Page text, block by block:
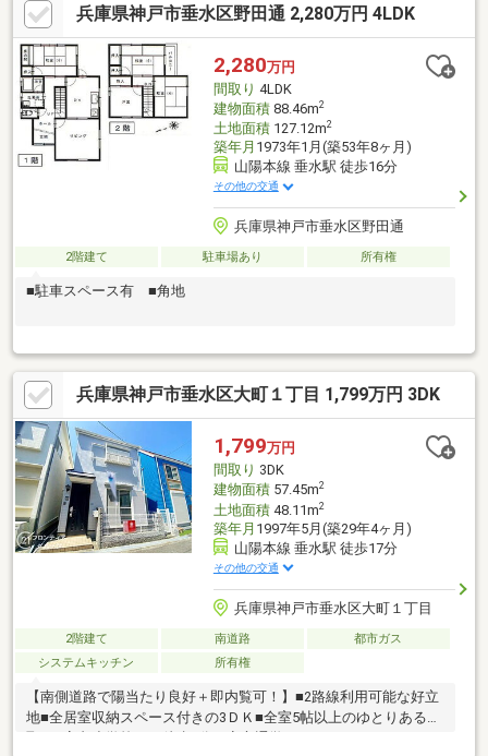
兵庫県神戸市垂水区野田通 2,280万円 4LDK
2,280万円
間取り 4LDK
建物面積88.46m2
土地面積127.12m2
築年月 1973年1月(築53年8ヶ月)
山陽本線 垂水駅 徒歩16分
その他の交通
兵庫県神戸市垂水区野田通
2階建て 駐車場あり 所有権
■駐車スペース有 ■角地
兵庫県神戸市垂水区大町１丁目 1,799万円 3DK
1,799万円
間取り 3DK
建物面積57.45m2
土地面積48.11m2
築年月 1997年5月(築29年4ヶ月)
山陽本線 垂水駅 徒歩17分
その他の交通
兵庫県神戸市垂水区大町１丁目
2階建て 南道路
都市ガス
システムキッチン
所有権
【南側道路で陽当たり良好＋即内覧可！】■2路線利用可能な好立
地■全居室収納スペース付きの3ＤＫ■全室5帖以上のゆとりある間